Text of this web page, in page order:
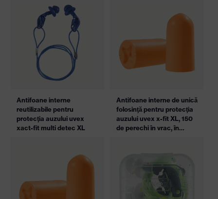
Antifoane interne
reutilizabile pentru
protecţia auzului uvex
xact-fit multi detec XL
Antifoane interne de unică
folosinţă pentru protecţia
auzului uvex x-fit XL, 150
de perechi în vrac, în